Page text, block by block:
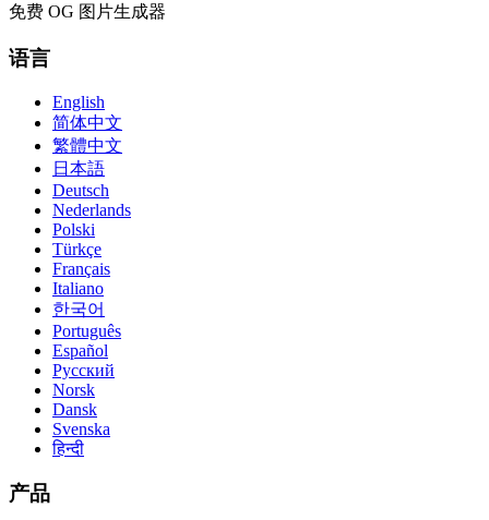
免费 OG 图片生成器
语言
English
简体中文
繁體中文
日本語
Deutsch
Nederlands
Polski
Türkçe
Français
Italiano
한국어
Português
Español
Русский
Norsk
Dansk
Svenska
हिन्दी
产品